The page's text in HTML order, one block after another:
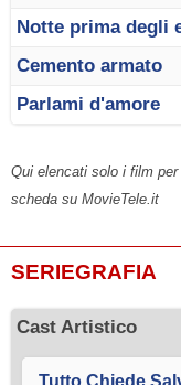
Notte prima degli
Cemento armato
Parlami d'amore
Qui elencati solo i film
scheda su MovieTele.it
SERIEGRAFIA
Cast Artistico
Tutto Chiede